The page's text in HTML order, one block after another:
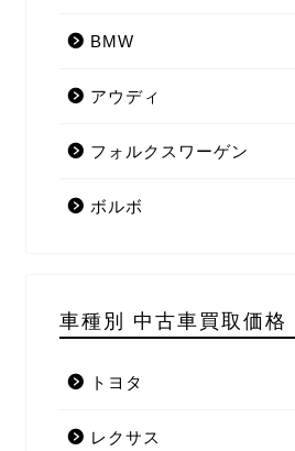
BMW
アウディ
フォルクスワーゲン
ボルボ
車種別 中古車買取価格
トヨタ
レクサス